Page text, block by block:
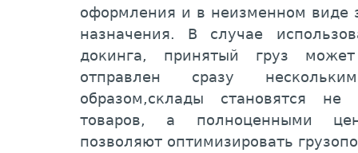
оформления и в неизменном виде
назначения. В случае
докинга, принятый груз
отправлен сразу
образом,склады становятся
товаров, а полноценными
позволяют оптимизировать